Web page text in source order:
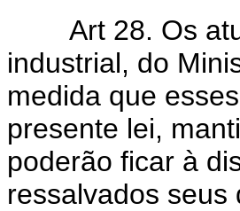
Art 28. Os
industrial, do
medida que
presente lei,
poderão ficar à
ressalvados seus